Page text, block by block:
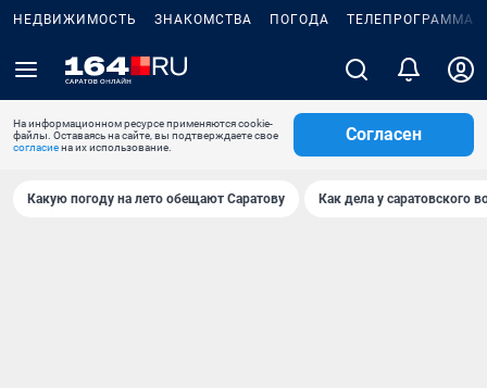
НЕДВИЖИМОСТЬ ЗНАКОМСТВА ПОГОДА ТЕЛЕПРОГРАММА
На информационном ресурсе применяются cookie-
файлы. Оставаясь на сайте, вы подтверждаете свое
согласиена их использование.
Согласен
Какую погоду на лето обещают Саратову Как дела у саратовского